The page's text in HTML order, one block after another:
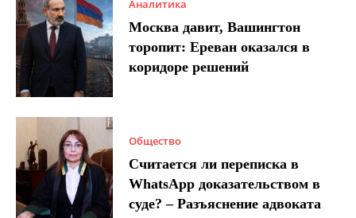
Аналитика
Москва давит, Вашингтон
торопит: Ереван оказался в
коридоре решений
Общество
Считается ли переписка в
WhatsApp доказательством в
суде? – Разъяснение адвоката